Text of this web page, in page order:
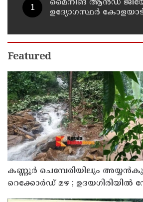
മൈനിങ് ആൻഡ്​
ഉദ്യോഗസ്ഥർ
Featured
കണ്ണൂർ ചെമ്പേരിയിലും
റെക്കോർഡ് മഴ ; ഉദയഗിരിയിൽ